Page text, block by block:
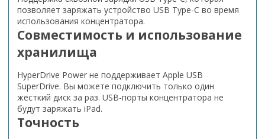
позволяет заряжать устройство USB Type-C во время
использования концентратора.
Совместимость и использование
хранилища
HyperDrive Power не поддерживает Apple USB
SuperDrive. Вы можете подключить только один
жесткий диск за раз. USB-порты концентратора не
будут заряжать iPad.
Точность